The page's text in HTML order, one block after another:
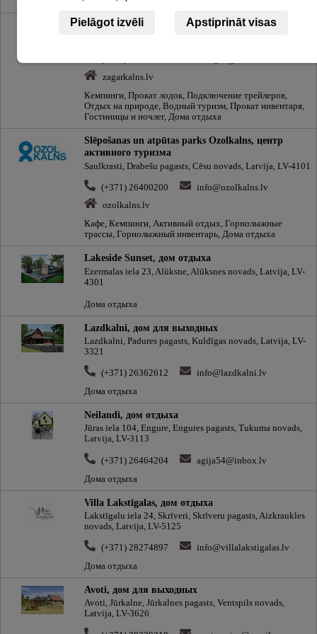
Žagarkalns, кемпинг
zagarkalns.lv
Кемпинги, Прокат лодок, Подключение трейлеров,
Отдых на природе, Водный туризм, Прокат инвентаря,
Гостиницы и ночлег, Дома отдыха
Slēpošanas un atpūtas parks Ozolkalns, центр
активного туризма
Saulkrasti, Drabešu pagasts, Cēsu novads, Latvija, LV-4101
(+371) 26400200
info@ozolkalns.lv
ozolkalns.lv
Кафе, Кемпинги, Активный отдых, Горнолыжные
трассы, Горнолыжный инвентарь, Дома отдыха
Lakeside Sunset, дом отдыха
Ezermalas iela 23, Alūksne, Alūksnes novads, Latvija, LV-
4301
Дома отдыха
Lazdkalni, дом для выходных
Lazdkalni, Padures pagasts, Kuldīgas novads, Latvija, LV-
3321
(+371) 26362612
info@lazdkalni.lv
Дома отдыха
Neilandi, дом отдыха
Jūras iela 104, Engure, Engures pagasts, Tukuma novads,
Latvija, LV-3113
(+371) 26464204
agija54@inbox.lv
Дома отдыха
Villa Lakstīgalas, дом отдыха
Lakstīgalu iela 24, Skrīveri, Skrīveru pagasts, Aizkraukles
novads, Latvija, LV-5125
(+371) 28274897
info@villalakstigalas.lv
Дома отдыха
Avoti, дом для выходных
Avoti, Jūrkalne, Jūrkalnes pagasts, Ventspils novads,
Latvija, LV-3626
Pielāgot izvēli Apstiprināt visas